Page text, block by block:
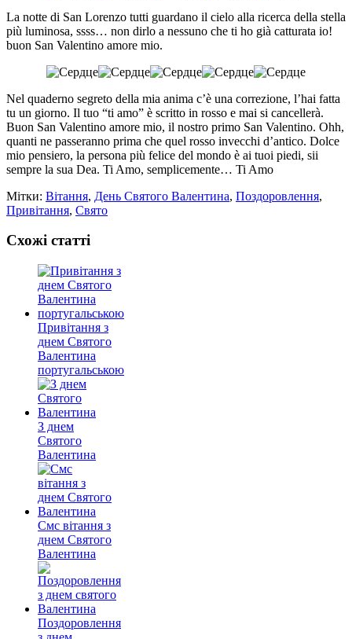
La notte di San Lorenzo tutti guardano il cielo alla ricerca della stella
più luminosa, ssss… non dirlo a nessuno che ti ho già catturata io!
buon San Valentino amore mio.
Nel quaderno segreto della mia anima c’è una correzione, l’hai fatta
tu un giorno. Il tuo “ti amo” è scritto in rosso e mai si cancellerà.
Buon San Valentino amore mio, il nostro primo San Valentino. Ohh,
quanti ne passeranno prima che quel rosso invecchi d’antico. Dolce
mio pensiero, la persona più felice del mondo è ai tuoi piedi, sii
sempre la sua Dea. Ti Amo, semplicemente… Ti Amo
Мітки: Вітання, День Святого Валентина, Поздоровлення,
Привітання, Свято
Схожі статті
Привітання з
днем Святого
Валентина
португальською
З днем
Святого
Валентина
Смс вітання з
днем Святого
Валентина
Поздоровлення